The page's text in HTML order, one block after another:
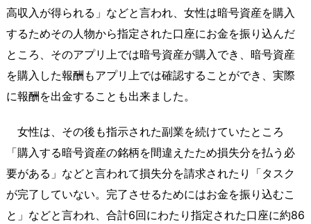
高収入が得られる」などと言われ、女性は暗号資産を購入
するためその人物から指定された口座にお金を振り込んだ
ところ、そのアプリ上では暗号資産が購入でき、暗号資産
を購入した報酬もアプリ上では確認することができ、実際
に報酬を出金することも出来ました。
女性は、その後も指示された副業を続けていたところ
「購入する暗号資産の銘柄を間違えたため損失分を払う必
要がある」などと言われて損失分を請求されたり「タスク
が完了していない。完了させるためにはお金を振り込むこ
と」などと言われ、合計6回にわたり指定された口座に約86